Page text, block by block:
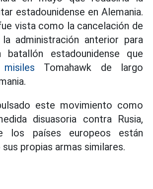
estadounidense en Alemania.
vista como la cancelación de
administración anterior para
batallón estadounidense que
misiles Tomahawk de largo
este movimiento como
disuasoria contra Rusia,
los países europeos están
propias armas similares.